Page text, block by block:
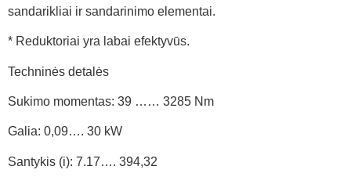
sandarikliai ir sandarinimo elementai.
* Reduktoriai yra labai efektyvūs.
Techninės detalės
Sukimo momentas: 39 …… 3285 Nm
Galia: 0,09…. 30 kW
Santykis (i): 7.17…. 394,32